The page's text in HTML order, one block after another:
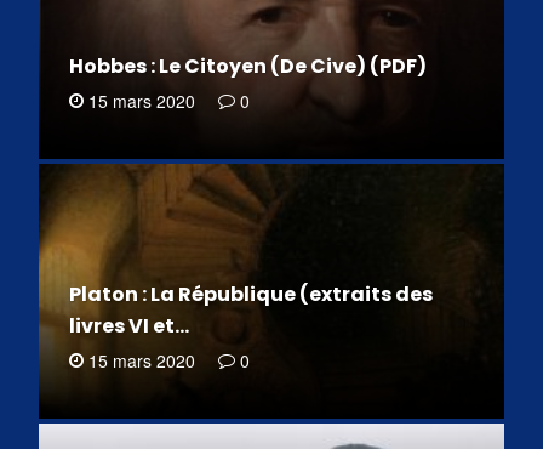
Hobbes : Le Citoyen (De Cive) (PDF)
15 mars 2020 0
Platon : La République (extraits des
livres VI et…
15 mars 2020 0